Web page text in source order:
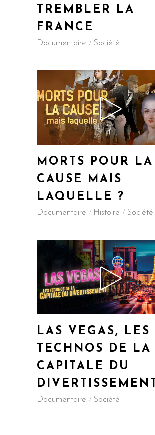
TREMBLER LA
FRANCE
Documentaire Société
MORTS POUR LA
CAUSE MAIS
LAQUELLE ?
Documentaire Histoire Société
LAS VEGAS, LES
TECHNOS DE LA
CAPITALE DU
DIVERTISSEMENT
Documentaire Société